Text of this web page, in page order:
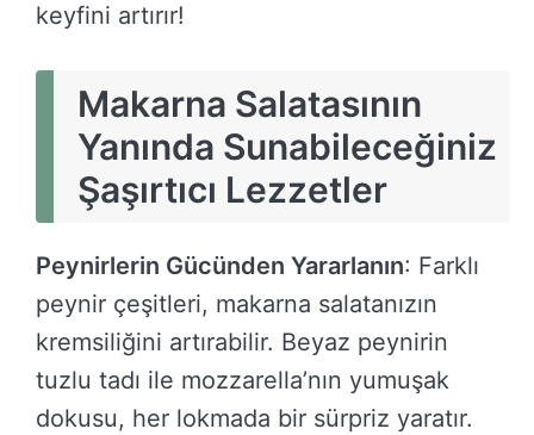
keyfini artırır!
Makarna Salatasının
Yanında Sunabileceğiniz
Şaşırtıcı Lezzetler
Peynirlerin Gücünden Yararlanın: Farklı
peynir çeşitleri, makarna salatanızın
kremsiliğini artırabilir. Beyaz peynirin
tuzlu tadı ile mozzarella’nın yumuşak
dokusu, her lokmada bir sürpriz yaratır.